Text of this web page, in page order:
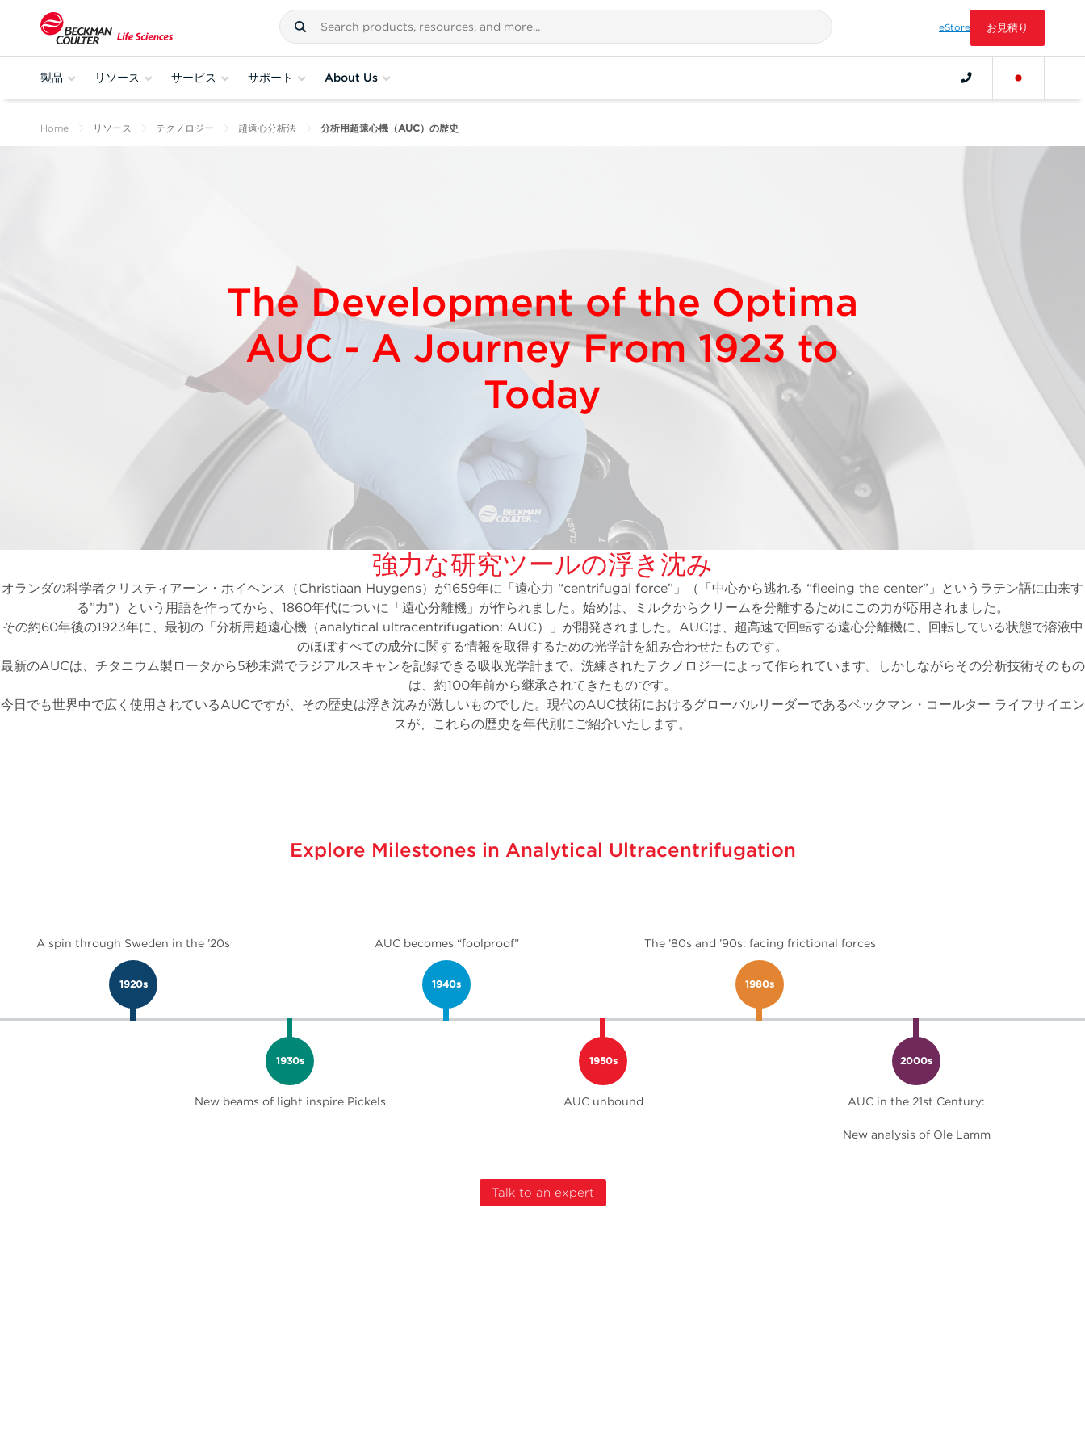
eStore お見積り
製品 リソース サービス サポート About Us
Home リソース テクノロジー 超遠心分析法 分析用超遠心機（AUC）の歴史
The Development of the Optima
AUC - A Journey From 1923 to
Today
強力な研究ツールの浮き沈み
オランダの科学者クリスティアーン・ホイヘンス（Christiaan Huygens）が1659年に「遠心力 “centrifugal force”」（「中心から逃れる “fleeing the center”」というラテン語に由来す
る”力”）という用語を作ってから、1860年代についに「遠心分離機」が作られました。始めは、ミルクからクリームを分離するためにこの力が応用されました。
その約60年後の1923年に、最初の「分析用超遠心機（analytical ultracentrifugation: AUC）
」が開発されました。AUCは、超高速で回転する遠心分離機に、回転している状態で溶液中
のほぼすべての成分に関する情報を取得するための光学計を組み合わせたものです。
最新のAUCは、チタニウム製 ロータから5秒未満でラジアルスキャンを記録できる吸収光学計まで、洗練されたテクノロジーによって作られています。しかしながらその分析技術そのもの
は、約100年前から継承されてきたものです。
今日でも世界中で広く使用されているAUCですが、その歴史は浮き沈みが激しいものでした。現代のAUC技術におけるグローバルリーダーであるベックマン・コールター ライフサイエン
スが、これらの歴史を年代別にご紹介いたします。
Explore Milestones in Analytical Ultracentrifugation
A spin through Sweden in the ’20s
1920s
1930s
New beams of light inspire Pickels
AUC becomes “foolproof”
1940s
1950s
AUC unbound
The ’80s and ’90s: facing frictional forces
1980s
2000s
AUC in the 21st Century:
New analysis of Ole Lamm
Talk to an expert